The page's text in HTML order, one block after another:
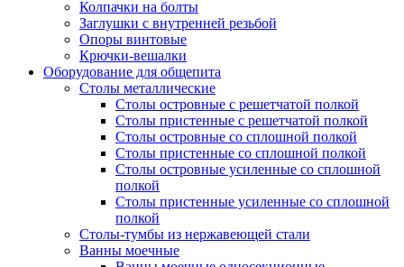
Колпачки на болты
Заглушки с внутренней резьбой
Опоры винтовые
Крючки-вешалки
Оборудование для общепита
Столы металлические
Столы островные с решетчатой полкой
Столы пристенные с решетчатой полкой
Столы островные со сплошной полкой
Столы пристенные со сплошной полкой
Столы островные усиленные со сплошной
полкой
Столы пристенные усиленные со сплошной
полкой
Столы-тумбы из нержавеющей стали
Ванны моечные